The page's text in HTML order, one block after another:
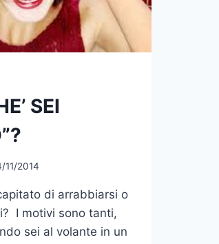
SEI
11/2014
di arrabbiarsi o
I motivi sono tanti,
sei al volante in un